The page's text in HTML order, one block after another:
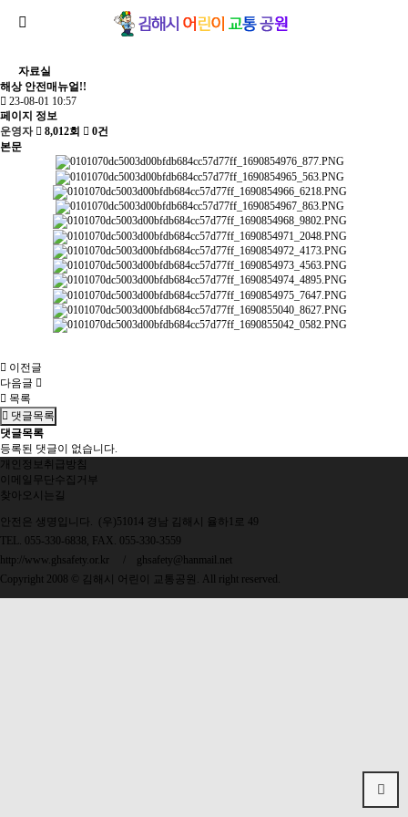
자료실
해상 안전매뉴얼!!
23-08-01 10:57
페이지 정보
운영자
8,012회
0건
본문
이전글
다음글
목록
댓글목록
댓글목록
등록된 댓글이 없습니다.
개인정보취급방침
이메일무단수집거부
찾아오시는길
안전은 생명입니다. (우)51014 경남 김해시 율하1로 49
TEL. 055-330-6838, FAX. 055-330-3559
http://www.ghsafety.or.kr
ghsafety@hanmail.net
Copyright 2008 © 김해시 어린이 교통공원. All right reserved.